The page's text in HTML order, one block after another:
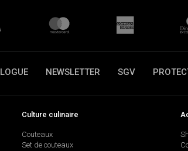
NEWSLETTER SGV
Culture culinaire
Couteaux
Set de couteaux